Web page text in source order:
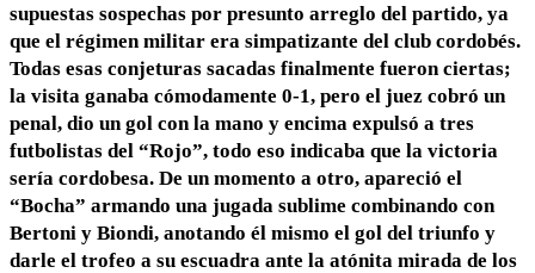
supuestas sospechas por presunto arreglo del partido, ya
que el régimen militar era simpatizante del club cordobés.
Todas esas conjeturas sacadas finalmente fueron ciertas;
la visita ganaba cómodamente 0-1, pero el juez cobró un
penal, dio un gol con la mano y encima expulsó a tres
futbolistas del “Rojo”, todo eso indicaba que la victoria
sería cordobesa. De un momento a otro, apareció el
“Bocha” armando una jugada sublime combinando con
Bertoni y Biondi, anotando él mismo el gol del triunfo y
darle el trofeo a su escuadra ante la atónita mirada de los